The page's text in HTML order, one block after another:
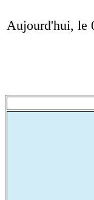
Aujourd'hui, le